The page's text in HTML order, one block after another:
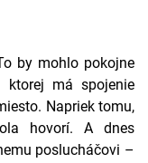
by mohlo pokojne
ktorej má spojenie
Napriek tomu,
hovorí. A dnes
poslucháčovi –